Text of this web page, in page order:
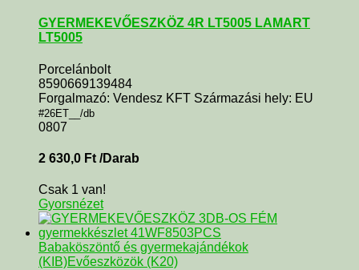
GYERMEKEVŐESZKÖZ 4R LT5005 LAMART
LT5005
Porcelánbolt
8590669139484
Forgalmazó: Vendesz KFT Származási hely: EU
#26ET__/db
0807
2 630,0 Ft /Darab
Csak 1 van!
Gyorsnézet
Babaköszöntő és gyermekajándékok
(KIB)Evőeszközök (K20)